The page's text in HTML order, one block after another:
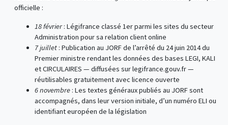
officielle :
18 février: Légifrance classé 1er parmi les sites du secteur
Administration pour sa relation client online
7 juillet: Publication au JORF de l’arrêté du 24 juin 2014 du
Premier ministre rendant les données des bases LEGI, KALI
et CIRCULAIRES — diffusées sur legifrance.gouv.fr —
réutilisables gratuitement avec licence ouverte
6 novembre: Les textes généraux publiés au JORF sont
accompagnés, dans leur version initiale, d’un numéro ELI ou
identifiant européen de la législation